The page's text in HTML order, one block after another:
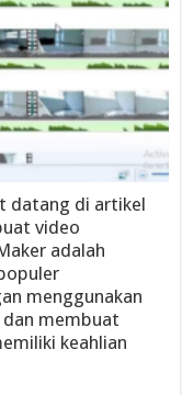
datang di artikel
video
adalah
menggunakan
membuat
keahlian